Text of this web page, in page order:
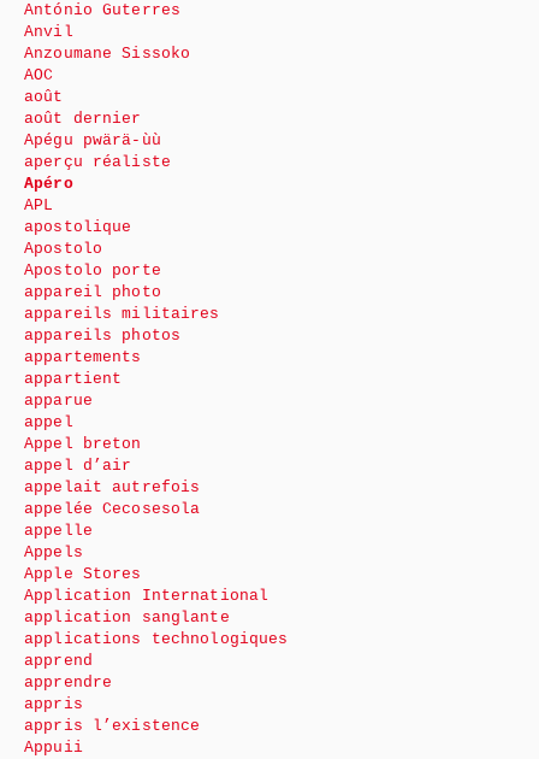
António Guterres
Anvil
Anzoumane Sissoko
AOC
août
août dernier
Apégu pwärä-ùù
aperçu réaliste
Apéro
APL
apostolique
Apostolo
Apostolo porte
appareil photo
appareils militaires
appareils photos
appartements
appartient
apparue
appel
Appel breton
appel d’air
appelait autrefois
appelée Cecosesola
appelle
Appels
Apple Stores
Application International
application sanglante
applications technologiques
apprend
apprendre
appris
appris l’existence
Appuii